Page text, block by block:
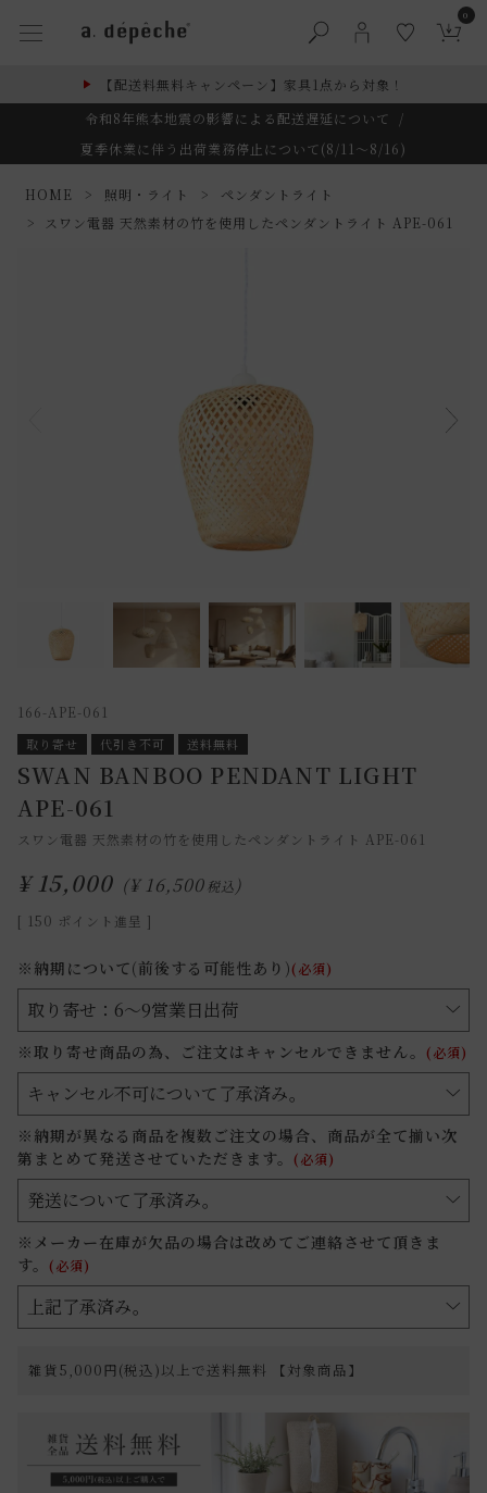
0
【配送料無料キャンペーン】家具1点から対象！
令和8年熊本地震の影響による配送遅延について
/
夏季休業に伴う出荷業務停止について(8/11～8/16)
HOME 照明・ライト
ペンダントライト
スワン電器 天然素材の竹を使用したペンダントライト APE-061
166-APE-061
取り寄せ 代引き不可 送料無料
SWAN BANBOO PENDANT LIGHT
APE-061
スワン電器 天然素材の竹を使用したペンダントライト APE-061
¥ 15,000 ¥ 16,500税込
[ 150 ポイント進呈 ]
※納期について(前後する可能性あり)(必須)
※取り寄せ商品の為、ご注文はキャンセルできません。 (必須)
※納期が異なる商品を複数ご注文の場合、商品が全て揃い次
第まとめて発送させていただきます。
(必須)
※メーカー在庫が欠品の場合は改めてご連絡させて頂きま
す。
(必須)
雑貨5,000円(税込)以上で送料無料 【対象商品】